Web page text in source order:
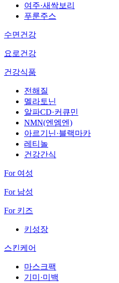
여주·새싹보리
푸룬주스
수면건강
요로건강
건강식품
전해질
멜라토닌
알파CD·커큐민
NMN(엔엠엔)
아르기닌·블랙마카
레티놀
건강간식
For 여성
For 남성
For 키즈
키성장
스킨케어
마스크팩
기미·미백